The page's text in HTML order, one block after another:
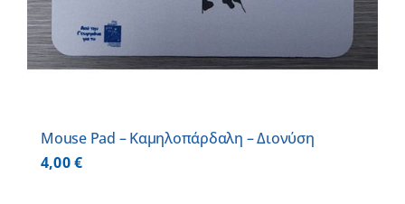
Mouse Pad – Καμηλοπάρδαλη – Διονύση
4,00€